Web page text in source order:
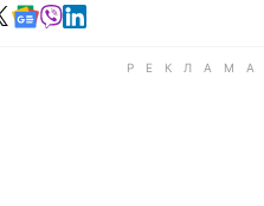
у Telegram
у Facebook
Читайте у X
Читайте у Google news
Читайте у Viber
Читайте у LinkedIn